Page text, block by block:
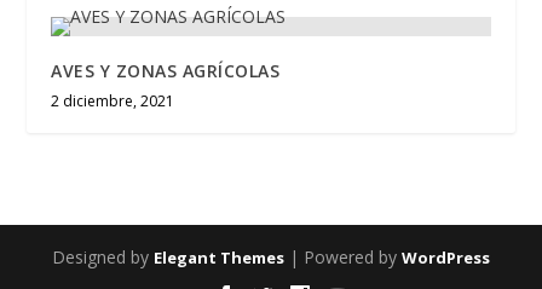
AVES Y ZONAS AGRÍCOLAS
2 diciembre, 2021
Designed by Elegant Themes | Powered by WordPress